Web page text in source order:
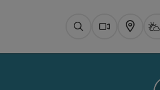
SuchenWebcams
Karte